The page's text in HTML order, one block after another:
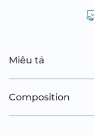
Miêu tả
Composition